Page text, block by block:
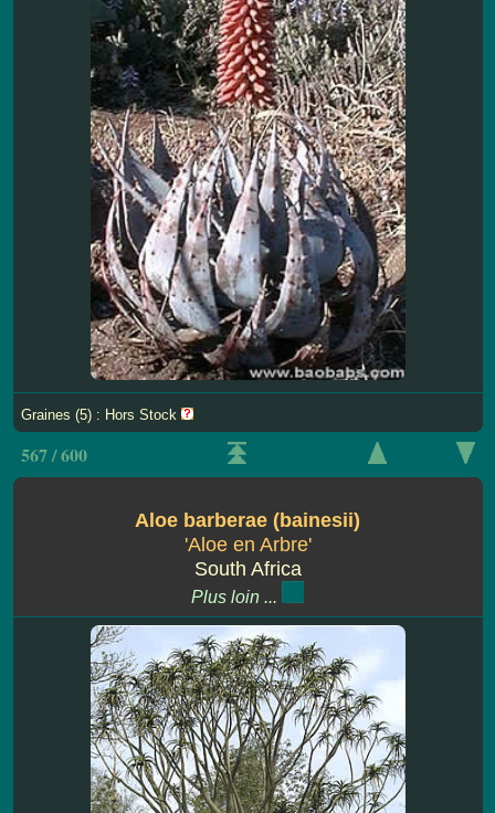
Graines (5) : Hors Stock
567 / 600
Aloe barberae (bainesii)
'Aloe en Arbre'
South Africa
Plus loin ...